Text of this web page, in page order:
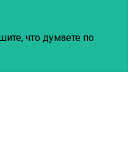
что думаете по